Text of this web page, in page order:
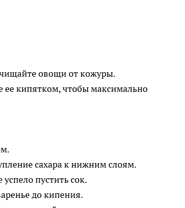
овощи от кожуры.
ее кипятком, чтобы максимально
сахара к нижним слоям.
пустить сок.
до кипения.